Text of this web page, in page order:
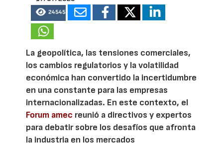
24545
La geopolítica, las tensiones comerciales,
los cambios regulatorios y la volatilidad
económica han convertido la incertidumbre
en una constante para las empresas
internacionalizadas. En este contexto, el
Forum amec reunió a directivos y expertos
para debatir sobre los desafíos que afronta
la industria en los mercados